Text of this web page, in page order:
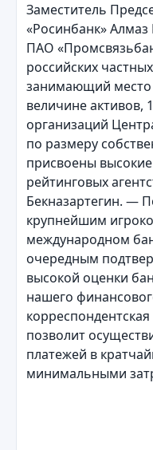
Заместитель
«Росинбанк» Алмаз
ПАО
российских
занимающий место
величине активов,
организаций
по размеру
присвоены
рейтинговых
Бекназартегин. —
крупнейшим
международном
очередным
высокой оценки
нашего
позволит
платежей в
минимальными